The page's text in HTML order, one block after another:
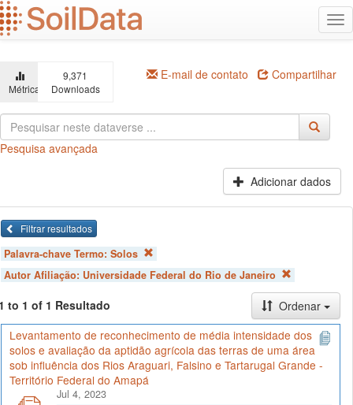
Ir
para
o
principal
Métricas
9,371
Downloads
E-mail de contato Compartilhar
Pesquisa avançada
Adicionar dados
Filtrar resultados
Palavra-chave Termo: Solos
Autor Afiliação: Universidade Federal do Rio de Janeiro
to 1 of 1 Resultado
Ordenar
Levantamento de reconhecimento de média intensidade dos
solos e avaliação da aptidão agrícola das terras de uma área
sob influência dos Rios Araguari, Falsino e Tartarugal Grande -
Território Federal do Amapá
Jul 4, 2023